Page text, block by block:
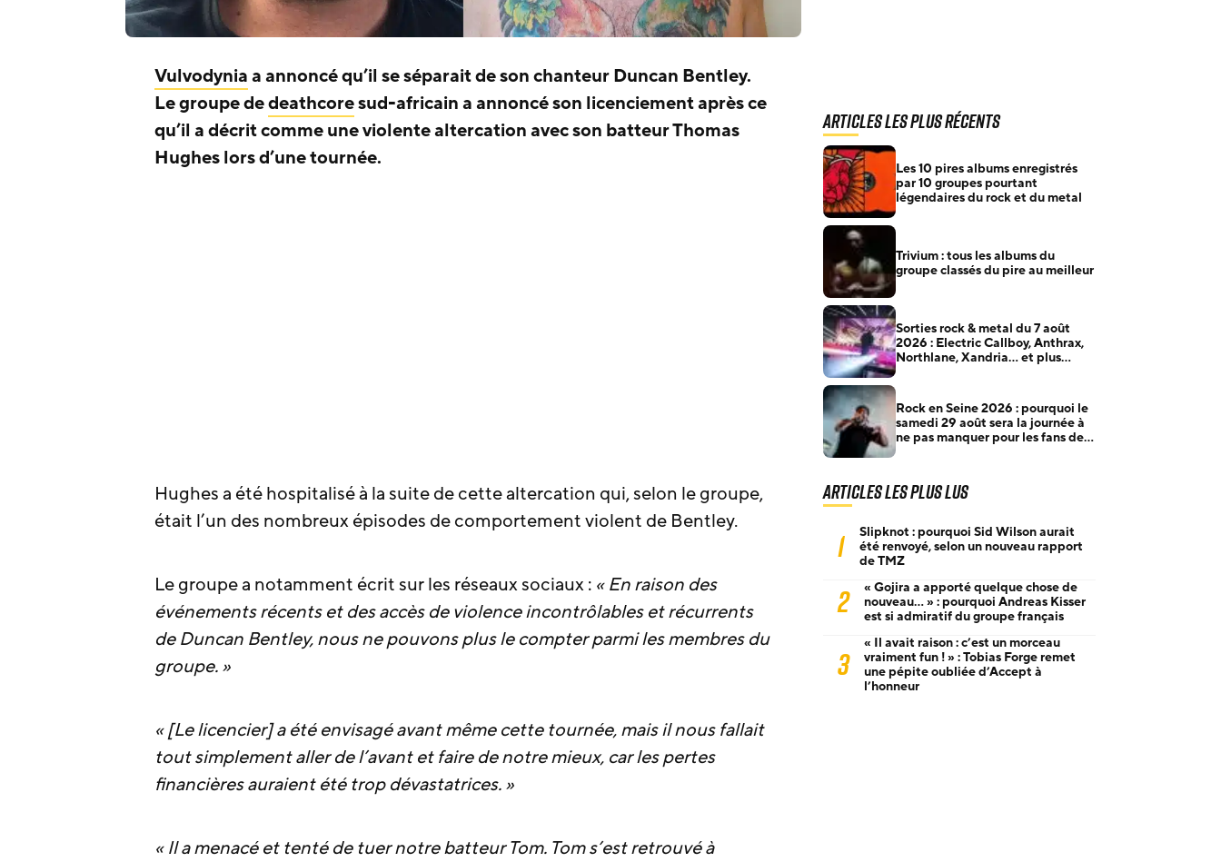
Vulvodyniaa annoncé qu’il se séparait de son chanteur Duncan Bentley.
Le groupe dedeathcoresud-africain a annoncé son licenciement après ce
qu’il a décrit comme une violente altercation avec son batteur Thomas
Hughes lors d’une tournée.
Hughes a été hospitalisé à la suite de cette altercation qui, selon le groupe,
était l’un des nombreux épisodes de comportement violent de Bentley.
Le groupe a notamment écrit sur les réseaux sociaux : « En raison des
événements récents et des accès de violence incontrôlables et récurrents
de Duncan Bentley, nous ne pouvons plus le compter parmi les membres du
groupe. »
« [Le licencier] a été envisagé avant même cette tournée, mais il nous fallait
tout simplement aller de l’avant et faire de notre mieux, car les pertes
financières auraient été trop dévastatrices. »
« Il a menacé et tenté de tuer notre batteur Tom. Tom s’est retrouvé à
Articles les plus récents
Les 10 pires albums enregistrés
par 10 groupes pourtant
légendaires du rock et du metal
Trivium : tous les albums du
groupe classés du pire au meilleur
Sorties rock & metal du 7 août
2026 : Electric Callboy, Anthrax,
Northlane, Xandria… et plus
Rock en Seine 2026 : pourquoi le
samedi 29 août sera la journée à
ne pas manquer pour les fans de
Articles les plus lus
1
Slipknot : pourquoi Sid Wilson aurait
été renvoyé, selon un nouveau rapport
de TMZ
2
« Gojira a apporté quelque chose de
nouveau… » : pourquoi Andreas Kisser
est si admiratif du groupe français
3
« Il avait raison : c’est un morceau
vraiment fun ! » : Tobias Forge remet
une pépite oubliée d’Accept à
l’honneur